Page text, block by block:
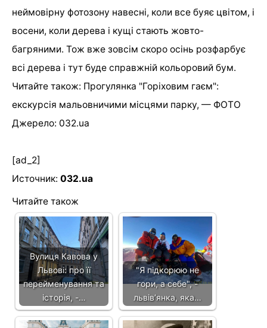
неймовірну фотозону навесні, коли все буяє цвітом, і
восени, коли дерева і кущі стають жовто-
багряними. Тож вже зовсім скоро осінь розфарбує
всі дерева і тут буде справжній кольоровий бум.
Читайте також: Прогулянка "Горіховим гаєм":
екскурсія мальовничими місцями парку, — ФОТО
Джерело: 032.ua
[ad_2]
Источник: 032.ua
Читайте також
Вулиця Кавова у
Львові: про її
перейменування та
історія, -…
"Я підкорюю не
гори, а себе", -
львів’янка, яка…